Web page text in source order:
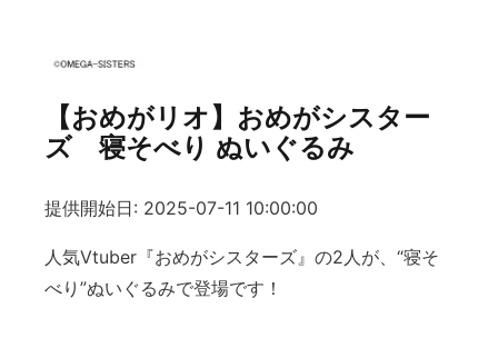
【おめがリオ】おめがシスター
ズ 寝そべり ぬいぐるみ
提供開始日: 2025-07-11 10:00:00
人気Vtuber『おめがシスターズ』の2人が、“寝そ
べり”ぬいぐるみで登場です！